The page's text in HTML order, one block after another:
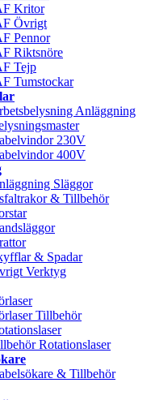
Kritor
Övrigt
Pennor
Riktsnöre
Tejp
Tumstockar
Anläggning
230V
400V
Släggor
& Tillbehör
& Spadar
Verktyg
Tillbehör
Rotationslaser
& Tillbehör